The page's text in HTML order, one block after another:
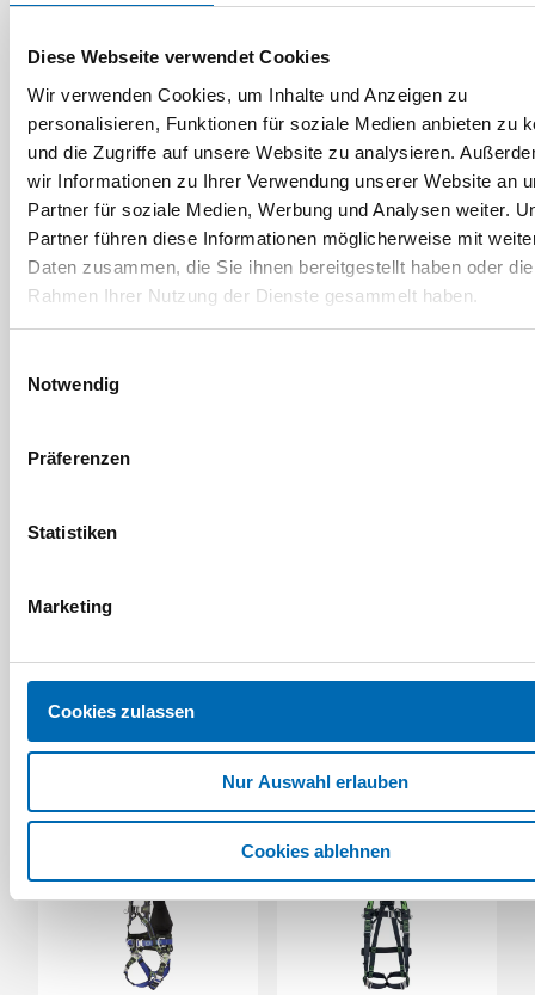
Diese Webseite verwendet Cookies
Wir verwenden Cookies, um Inhalte und Anzeigen zu
personalisieren, Funktionen für soziale Medien anbieten zu
und die Zugriffe auf unsere Website zu analysieren.
wir Informationen zu Ihrer Verwendung unserer Website an
Partner für soziale Medien, Werbung und Analysen weiter.
Partner führen diese Informationen möglicherweise mit
Daten zusammen, die Sie ihnen bereitgestellt haben oder
Rahmen Ihrer Nutzung der Dienste gesammelt haben.
Notwendig
Präferenzen
Statistiken
Marketing
Cookies zulassen
Nur Auswahl erlauben
Cookies ablehnen
Honeywell
Turboshield-
Helmhalter
Artikel-Nr. AS.06706
Handschuh Camapren
720
3 Ausführungen
Handschuh Perfect Fit
5 Ausführungen